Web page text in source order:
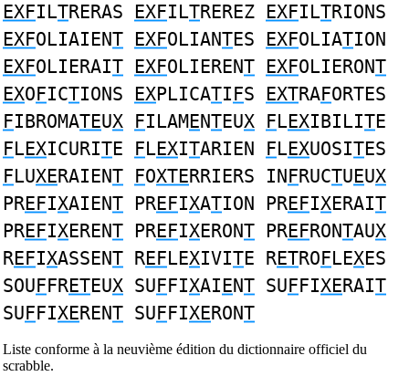
EXFILTRERAS EXFILTREREZ EXFILTRIONS
EXFOLIAIENT EXFOLIANTES EXFOLIATION
EXFOLIERAIT EXFOLIERENT EXFOLIERONT
EXOFICTIONS EXPLICATIFS EXTRAFORTES
FIBROMATEUX FILAMENTEUX FLEXIBILITE
FLEXICURITE FLEXITARIEN FLEXUOSITES
FLUXERAIENT FOXTERRIERS INFRUCTUEUX
PREFIXAIENT PREFIXATION PREFIXERAIT
PREFIXERENT PREFIXERONT PREFRONTAUX
REFIXASSENT REFLEXIVITE RETROFLEXES
SOUFFRETEUX SUFFIXAIENT SUFFIXERAIT
SUFFIXERENT SUFFIXERONT
Liste conforme à la neuvième édition du dictionnaire officiel du
scrabble.